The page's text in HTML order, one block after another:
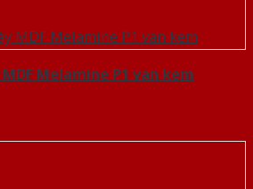
Melamine P1 van kem